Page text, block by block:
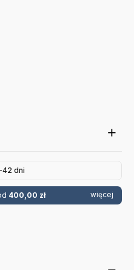
42 dni
400,00 zł więcej